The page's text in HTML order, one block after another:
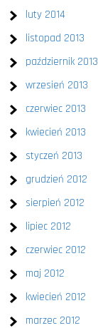
luty 2014
listopad 2013
październik 2013
wrzesień 2013
czerwiec 2013
kwiecień 2013
styczeń 2013
grudzień 2012
sierpień 2012
lipiec 2012
czerwiec 2012
maj 2012
kwiecień 2012
marzec 2012